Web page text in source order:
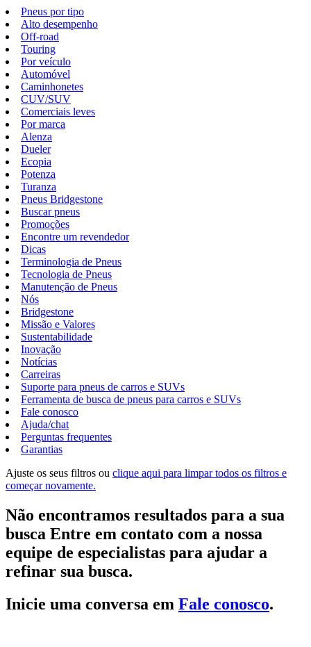
Pneus por tipo
Alto desempenho
Off-road
Touring
Por veículo
Automóvel
Caminhonetes
CUV/SUV
Comerciais leves
Por marca
Alenza
Dueler
Ecopia
Potenza
Turanza
Pneus Bridgestone
Buscar pneus
Promoções
Encontre um revendedor
Dicas
Terminologia de Pneus
Tecnologia de Pneus
Manutenção de Pneus
Nós
Bridgestone
Missão e Valores
Sustentabilidade
Inovação
Notícias
Carreiras
Suporte para pneus de carros e SUVs
Ferramenta de busca de pneus para carros e SUVs
Fale conosco
Ajuda/chat
Perguntas frequentes
Garantias
Ajuste os seus filtros ou clique aqui para limpar todos os filtros e
começar novamente.
Não encontramos resultados para a sua
busca Entre em contato com a nossa
equipe de especialistas para ajudar a
refinar sua busca.
Inicie uma conversa em Fale conosco.